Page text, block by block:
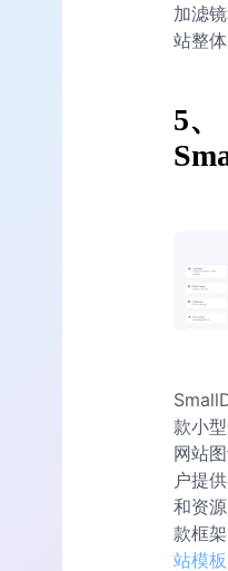
加滤
站整
5、
款小
网站
户提
和资
款框
站模板